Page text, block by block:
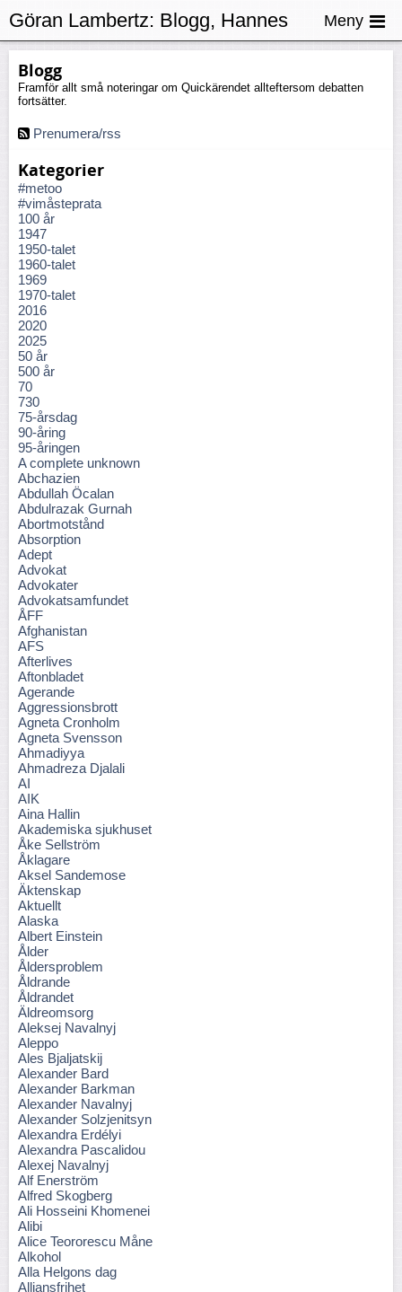
Blogg
Framför allt små noteringar om Quickärendet allteftersom debatten
fortsätter.
Prenumera/rss
Kategorier
#metoo
#vimåsteprata
100 år
1947
1950-talet
1960-talet
1969
1970-talet
2016
2020
2025
50 år
500 år
70
730
75-årsdag
90-åring
95-åringen
A complete unknown
Abchazien
Abdullah Öcalan
Abdulrazak Gurnah
Abortmotstånd
Absorption
Adept
Advokat
Advokater
Advokatsamfundet
ÅFF
Afghanistan
AFS
Afterlives
Aftonbladet
Agerande
Aggressionsbrott
Agneta Cronholm
Agneta Svensson
Ahmadiyya
Ahmadreza Djalali
AI
AIK
Aina Hallin
Akademiska sjukhuset
Åke Sellström
Åklagare
Aksel Sandemose
Äktenskap
Aktuellt
Alaska
Albert Einstein
Ålder
Åldersproblem
Åldrande
Åldrandet
Äldreomsorg
Aleksej Navalnyj
Aleppo
Ales Bjaljatskij
Alexander Bard
Alexander Barkman
Alexander Navalnyj
Alexander Solzjenitsyn
Alexandra Erdélyi
Alexandra Pascalidou
Alexej Navalnyj
Alf Enerström
Alfred Skogberg
Ali Hosseini Khomenei
Alibi
Alice Teororescu Måne
Alkohol
Alla Helgons dag
Alliansfrihet
Göran Lambertz: Blogg, Hannes
Råstam
Meny